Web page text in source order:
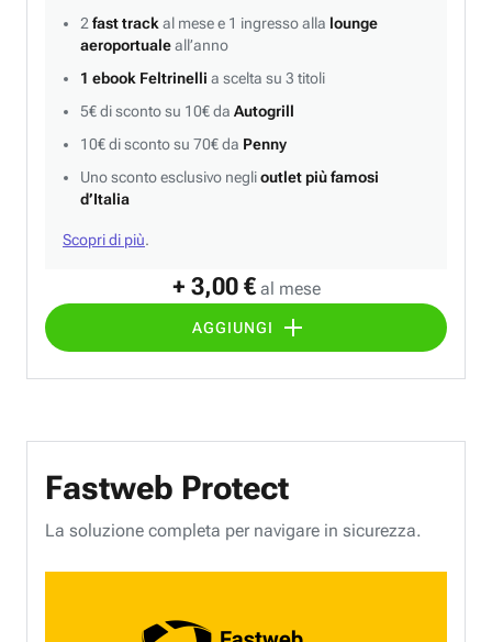
+ 3,00 € al mese
AGGIUNGI
2 fast track al mese e 1 ingresso alla lounge
aeroportualeall’anno
1 ebook Feltrinelli a scelta su 3 titoli
5€ di sconto su 10€ da Autogrill
10€ di sconto su 70€ da Penny
Uno sconto esclusivo neglioutlet più famosi
d’Italia
Scopri di più.
Fastweb Protect
La soluzione completa per navigare in sicurezza.